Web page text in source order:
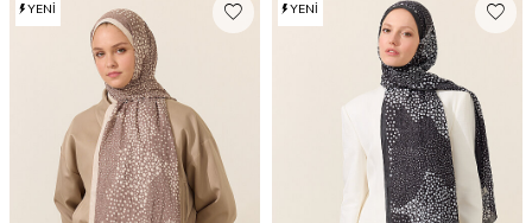
YENI YENI